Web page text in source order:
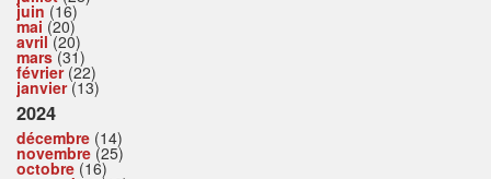
juin (16)
mai (20)
avril(20)
mars(31)
février(22)
janvier(13)
2024
décembre (14)
novembre (25)
octobre (16)